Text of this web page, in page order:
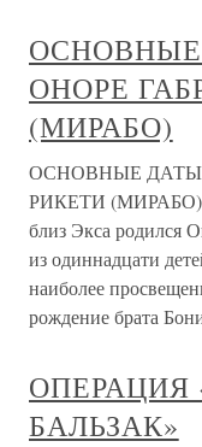
ОНОРЕ
(МИРАБО)
ОСНОВНЫЕ ДАТЫ
РИКЕТИ (МИРАБО)
близ Экса родился
из одиннадцати
наиболее
рождение брата
ОПЕРАЦИЯ
БАЛЬЗАК»